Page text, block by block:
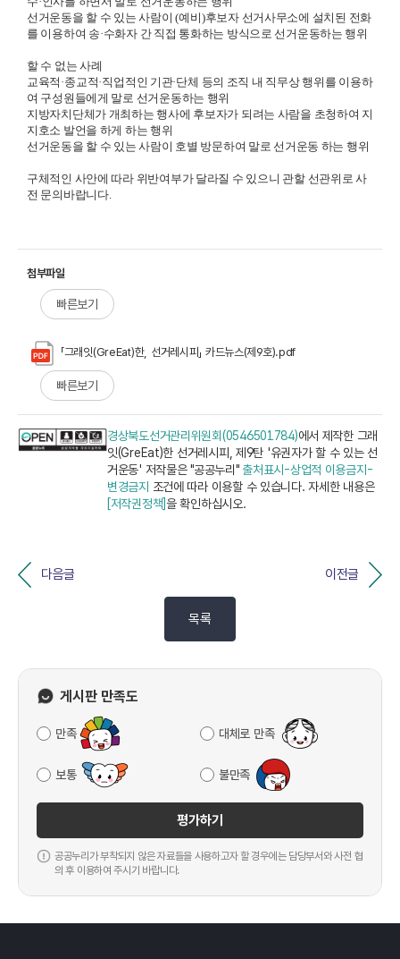
선거운동을 할 수 있는 사람이(예비)후보자 선거사무소에 설치된 전화
를 이용하여 송·수화자 간 직접 통화하는 방식으로 선거운동하는 행위
할 수 없는 사례
교육적 ·종교적·직업적인 기관·단체 등의 조직 내 직무상 행위를 이용하
여 구성원들에게 말로 선거운동하는 행위
지방자치단체가 개최하는 행사에 후보자가 되려는 사람을 초청하여 지
지호소 발언을 하게 하는 행위
선거운동을 할 수 있는 사람이 호별 방문하여 말로 선거운동 하는 행위
구체적인 사안에 따라 위반여부가 달라질 수 있으니 관할 선관위로 사
전 문의바랍니다.
첨부파일
빠른보기
「그래잇(GreEat)한, 선거레시피」 카드뉴스(제9호).pdf
빠른보기
경상북도선거관리위원회(0546501784)에서 제작한 그래
잇(GreEat)한 선거레시피, 제9탄 '유권자가 할 수 있는 선
거운동' 저작물은 "공공누리" 출처표시-상업적 이용금지-
변경금지 조건에 따라 이용할 수 있습니다. 자세한 내용은
[저작권정책]을 확인하십시오.
다음글 이전글
목록
게시판 만족도
만족 대체로 만족
보통 불만족
평가하기
공공누리가 부착되지 않은 자료들을 사용하고자 할 경우에는 담당부서와 사전 협
의 후 이용하여 주시기 바랍니다.